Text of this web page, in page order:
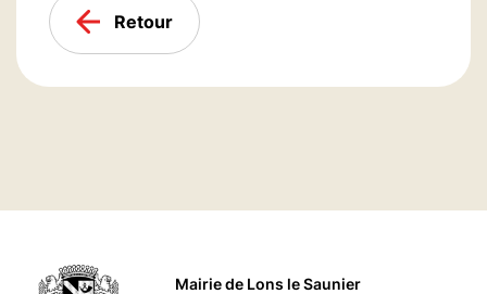
Retour
Mairie de Lons le Saunier